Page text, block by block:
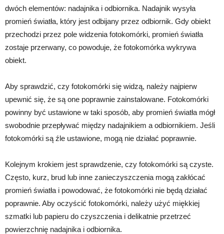
dwóch elementów: nadajnika i odbiornika. Nadajnik wysyła
promień światła, który jest odbijany przez odbiornik. Gdy obiekt
przechodzi przez pole widzenia fotokomórki, promień światła
zostaje przerwany, co powoduje, że fotokomórka wykrywa
obiekt.
Aby sprawdzić, czy fotokomórki się widzą, należy najpierw
upewnić się, że są one poprawnie zainstalowane. Fotokomórki
powinny być ustawione w taki sposób, aby promień światła mógł
swobodnie przepływać między nadajnikiem a odbiornikiem. Jeśli
fotokomórki są źle ustawione, mogą nie działać poprawnie.
Kolejnym krokiem jest sprawdzenie, czy fotokomórki są czyste.
Często, kurz, brud lub inne zanieczyszczenia mogą zakłócać
promień światła i powodować, że fotokomórki nie będą działać
poprawnie. Aby oczyścić fotokomórki, należy użyć miękkiej
szmatki lub papieru do czyszczenia i delikatnie przetrzeć
powierzchnię nadajnika i odbiornika.